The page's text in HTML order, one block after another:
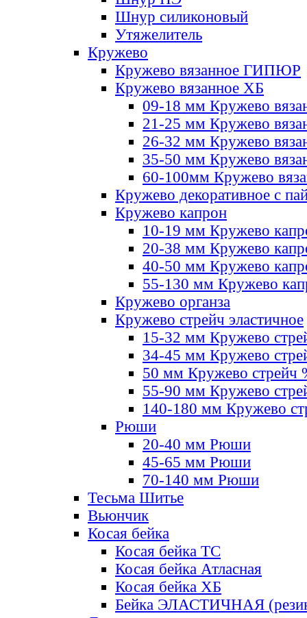
Шнур силиконовый
Утяжелитель
Кружево
Кружево вязанное ГИПЮР
Кружево вязанное ХБ
09-18 мм Кружево
21-25 мм Кружево
26-32 мм Кружево
35-50 мм Кружево
60-100мм Кружево
Кружево декоративное с
Кружево капрон
10-19 мм Кружево
20-38 мм Кружево
40-50 мм Кружево
55-130 мм Кружево
Кружево органза
Кружево стрейч эластичное
15-32 мм Кружево
34-45 мм Кружево
50 мм Кружево стрейч
55-90 мм Кружево
140-180 мм Кружево
Рюши
20-40 мм Рюши
45-65 мм Рюши
70-140 мм Рюши
Тесьма Шитье
Вьюнчик
Косая бейка
Косая бейка ТС
Косая бейка Атласная
Косая бейка ХБ
Бейка ЭЛАСТИЧНАЯ